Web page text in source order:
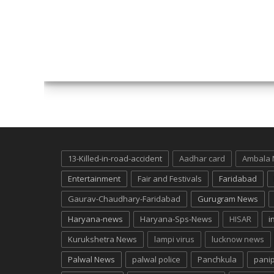
13-Killed-in-road-accident Aadhar card Ambala
Entertainment
Fair and Festivals Faridabad
Gaurav-Chaudhary-Faridabad
Gurugram News
Haryana-news
Haryana-Sps-News HISAR
Kurukshetra News
lampi virus lucknow news
Palwal News
palwal police Panchkula